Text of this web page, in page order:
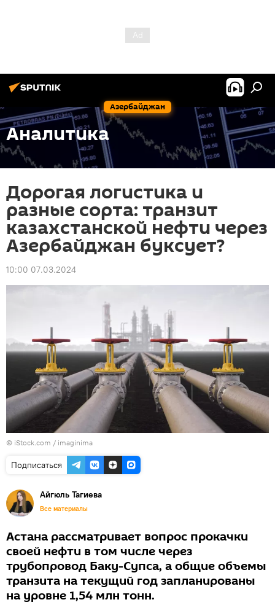
Азербайджан
Аналитика
Дорогая логистика и
разные сорта: транзит
казахстанской нефти через
Азербайджан буксует?
10:00 07.03.2024
© iStock.com / imaginima
Подписаться
Айгюль Тагиева
Все материалы
Астана рассматривает вопрос прокачки
своей нефти в том числе через
трубопровод Баку-Супса, а общие объемы
транзита на текущий год запланированы
на уровне 1,54 млн тонн.